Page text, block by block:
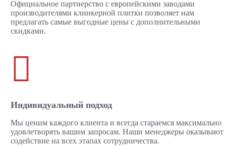
Официальное партнерство с европейскими заводами
производителями клинкерной плитки позволяет нам
предлагать самые выгодные цены с дополнительными
скидками.

Индивидуальный подход
Мы ценим каждого клиента и всегда стараемся максимально
удовлетворять вашим запросам. Наши менеджеры оказывают
содействие на всех этапах сотрудничества.